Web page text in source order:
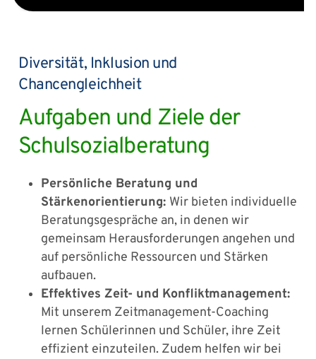
Diversität, Inklusion und
Chancengleichheit
Aufgaben und Ziele der
Schulsozialberatung
Persönliche Beratung und
Stärkenorientierung: Wir bieten individuelle
Beratungsgespräche an, in denen wir
gemeinsam Herausforderungen angehen und
auf persönliche Ressourcen und Stärken
aufbauen.
Effektives Zeit- und Konfliktmanagement:
Mit unserem Zeitmanagement-Coaching
lernen Schülerinnen und Schüler, ihre Zeit
effizient einzuteilen. Zudem helfen wir bei